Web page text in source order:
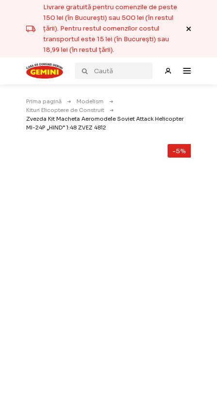
Livrare gratuită pentru comenzile de peste
150 lei (în București) sau 500 lei (în restul
țării). Pentru restul comenzilor costul
transportul este 15 lei (în București) sau
18,99 lei (în restul țării).
Prima pagină
Modelism
Kituri Elicoptere de Construit
Zvezda Kit Macheta Aeromodele Soviet Attack Helicopter
MI-24P „HIND” 1:48 ZVEZ 4812
-5%